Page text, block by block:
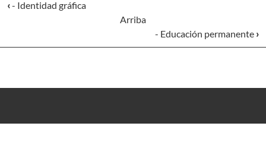
‹- Identidad gráfica
Arriba
- Educación permanente ›